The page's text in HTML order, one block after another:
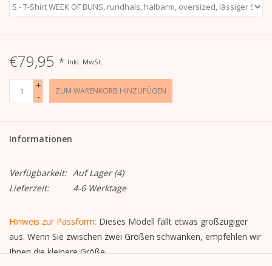
€79,95 * Inkl. MwSt.
+
-
ZUM WARENKORB HINZUFÜGEN
Informationen
Verfügbarkeit: Auf Lager(4)
Lieferzeit:
4-6 Werktage
Hinweis zur Passform: Dieses Modell fällt etwas großzügiger
aus. Wenn Sie zwischen zwei Größen schwanken, empfehlen wir
Ihnen die kleinere Größe.